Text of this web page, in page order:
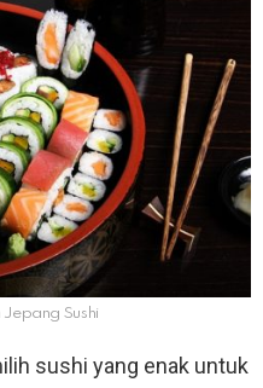
Jepang Sushi
sushi yang enak untuk